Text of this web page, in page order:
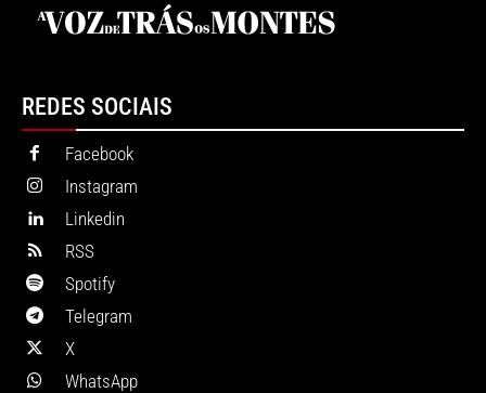
REDES SOCIAIS
Facebook
Instagram
Linkedin
RSS
Spotify
Telegram
X
WhatsApp